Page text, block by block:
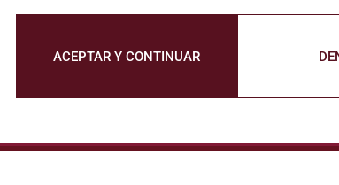
ACEPTAR Y CONTINUAR